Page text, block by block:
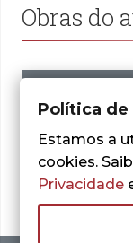
Obras do
Política de
Estamos a
cookies.
Privacidade